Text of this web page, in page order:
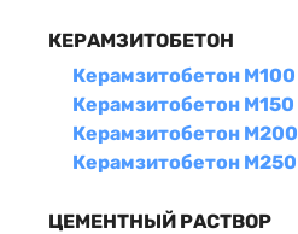
КЕРАМЗИТОБЕТОН
Керамзитобетон М100
Керамзитобетон М150
Керамзитобетон М200
Керамзитобетон М250
ЦЕМЕНТНЫЙ РАСТВОР